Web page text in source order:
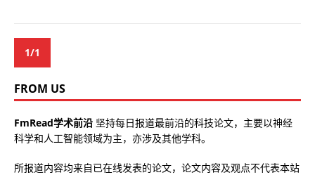
1/1
FROM US
FmRead学术前沿 坚持每日报道最前沿的科技论文，主要以神经
科学和人工智能领域为主，亦涉及其他学科。
所报道内容均来自已在线发表的论文，论文内容及观点不代表本站